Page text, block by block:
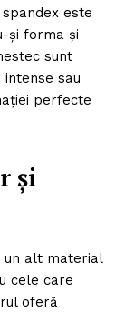
este
și forma și
sunt
sau
perfecte
și
un alt material
cele care
oferă